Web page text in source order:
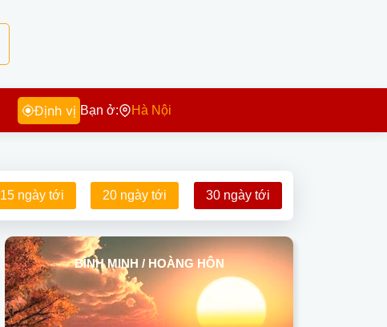
Định vị Bạn ở: Hà Nội
15 ngày tới 20 ngày tới 30 ngày tới
BÌNH MINH / HOÀNG HÔN